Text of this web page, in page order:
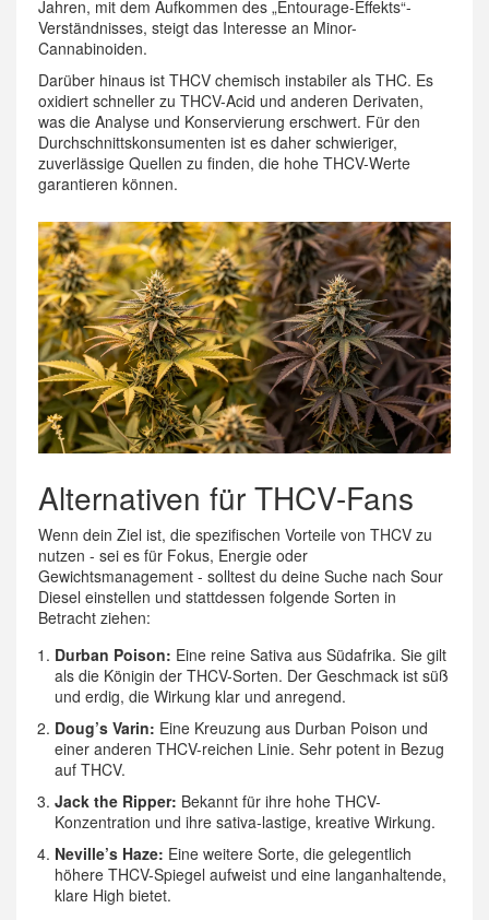
Jahren, mit dem Aufkommen des „Entourage-Effekts“-
Verständnisses, steigt das Interesse an Minor-
Cannabinoiden.
Darüber hinaus ist THCV chemisch instabiler als THC. Es
oxidiert schneller zu THCV-Acid und anderen Derivaten,
was die Analyse und Konservierung erschwert. Für den
Durchschnittskonsumenten ist es daher schwieriger,
zuverlässige Quellen zu finden, die hohe THCV-Werte
garantieren können.
Alternativen für THCV-Fans
Wenn dein Ziel ist, die spezifischen Vorteile von THCV zu
nutzen - sei es für Fokus, Energie oder
Gewichtsmanagement - solltest du deine Suche nach Sour
Diesel einstellen und stattdessen folgende Sorten in
Betracht ziehen:
Durban Poison: Eine reine Sativa aus Südafrika. Sie gilt
als die Königin der THCV-Sorten. Der Geschmack ist süß
und erdig, die Wirkung klar und anregend.
Doug’s Varin: Eine Kreuzung aus Durban Poison und
einer anderen THCV-reichen Linie. Sehr potent in Bezug
auf THCV.
Jack the Ripper: Bekannt für ihre hohe THCV-
Konzentration und ihre sativa-lastige, kreative Wirkung.
Neville’s Haze: Eine weitere Sorte, die gelegentlich
höhere THCV-Spiegel aufweist und eine langanhaltende,
klare High bietet.